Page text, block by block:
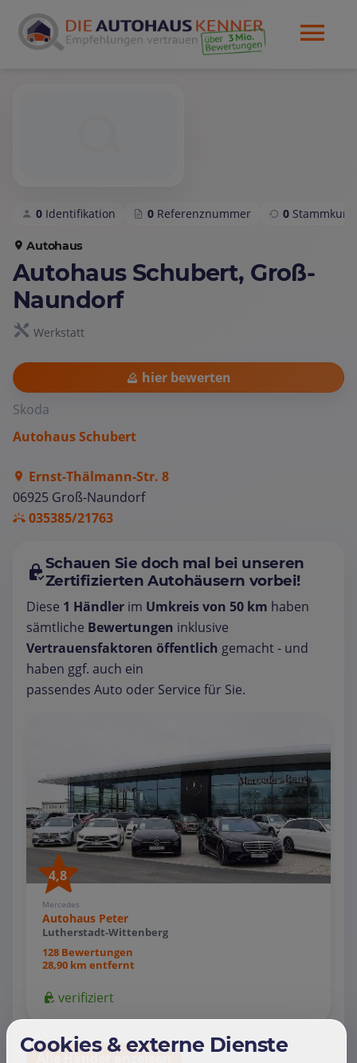
0 Identifikation 0 Referenznummer 0
Autohaus
Autohaus Schubert, Groß-
Naundorf
Werkstatt
hier bewerten
Skoda
Autohaus Schubert
Ernst-Thälmann-Str. 8
06925 Groß-Naundorf
035385/21763
Schauen Sie doch mal bei unseren
Zertifizierten Autohäusern vorbei!
Diese 1 Händler im Umkreis von 50 km haben
sämtliche Bewertungen inklusive
Vertrauensfaktoren öffentlich gemacht - und
haben ggf. auch ein
passendes Auto oder Service für Sie.
4,8
Mercedes
Autohaus Peter
Lutherstadt-Wittenberg
128 Bewertungen
28,90 km entfernt
verifiziert
Cookies & externe Dienste